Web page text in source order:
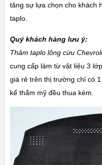
tăng sự lựa chọn cho khách
taplo.
Quý khách hàng lưu ý:
Thảm taplo lông cừu
cung cấp làm từ vật liệu 3
giá rẻ trên thị trường chỉ có
kế thẩm mỹ đều thua kém.